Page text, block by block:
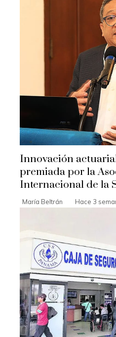
Innovación
premiada por la
Internacional de la
María Beltrán Hace 3